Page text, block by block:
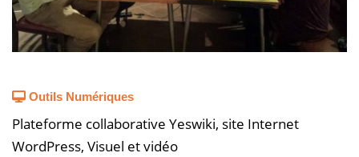
Outils Numériques
Plateforme collaborative Yeswiki, site Internet
WordPress, Visuel et vidéo